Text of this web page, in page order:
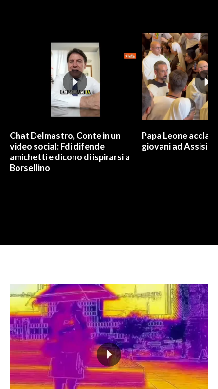
Chat Delmastro, Conte in un
video social: Fdi difende
amichetti e dicono di ispirarsi a
Borsellino
Papa Leone
giovani ad Assisi: